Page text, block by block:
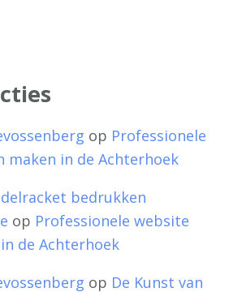
op Professionele
maken in de Achterhoek
bedrukken
op Professionele website
de Achterhoek
op De Kunst van